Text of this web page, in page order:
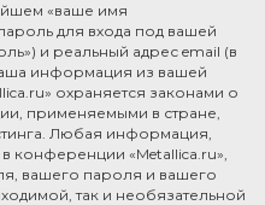
«ваше имя
для входа под вашей
и реальный адрес email (в
информация из вашей
охраняется законами о
применяемыми в стране,
Любая информация,
конференции «Metallica.ru»,
вашего пароля и вашего
так и необязательной